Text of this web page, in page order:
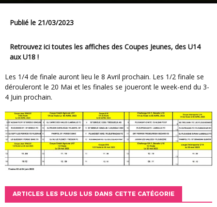
Publié le 21/03/2023
Retrouvez ici toutes les affiches des Coupes Jeunes, des U14
aux U18 !
Les 1/4 de finale auront lieu le 8 Avril prochain. Les 1/2 finale se
dérouleront le 20 Mai et les finales se joueront le week-end du 3-
4 Juin prochain.
ARTICLES LES PLUS LUS DANS CETTE CATÉGORIE